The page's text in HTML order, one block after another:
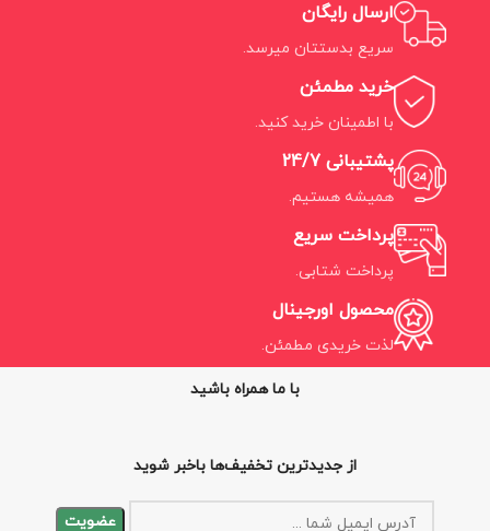
ارسال رایگان
سریع بدستتان میرسد.
خرید مطمئن
با اطمینان خرید کنید.
پشتیبانی 24/7
همیشه هستیم.
پرداخت سریع
پرداخت شتابی.
محصول اورجینال
لذت خریدی مطمئن.
با ما همراه باشید
از جدیدترین تخفیف‌ها باخبر شوید